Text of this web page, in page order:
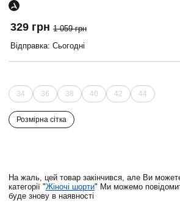
329 грн 1 059 грн
Відправка: Сьогодні
34 36 38 40 42 44
Розмірна сітка
На жаль, цей товар закінчився, але Ви
категорії "Жіночі шорти" Ми можемо
буде знову в наявності